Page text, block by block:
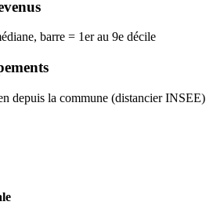
barre = 1er au 9e décile
depuis la commune (distancier INSEE)